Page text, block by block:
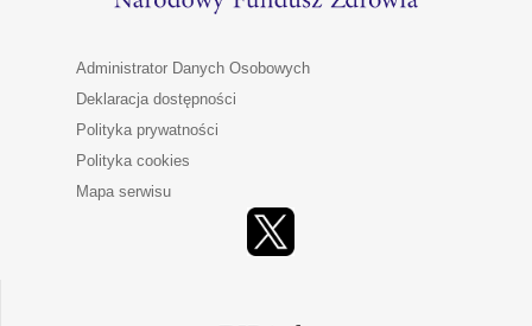
Administrator Danych Osobowych
Deklaracja dostępności
Polityka prywatności
Polityka cookies
Mapa serwisu